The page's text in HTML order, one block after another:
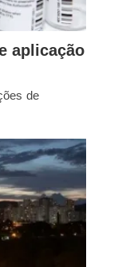
aplicação
de